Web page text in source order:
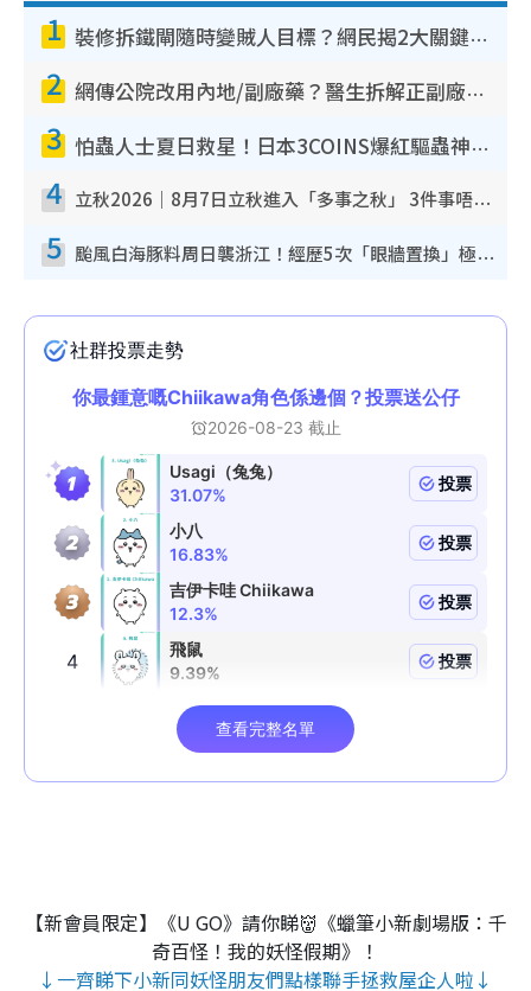
1 裝修拆鐵閘隨時變賊人目標？網民揭2大關鍵用途：裝新式等於白裝？附新舊鐵閘分別
2 網傳公院改用內地/副廠藥？醫生拆解正副廠分別 揭4類人換藥隨時出事
3 怕蟲人士夏日救星！日本3COINS爆紅驅蟲神器$45起 1招「全程免觸碰」輕鬆搞定小強
4 立秋2026｜8月7日立秋進入「多事之秋」 3件事唔做得！專家教6招開運 清枱頭／銀包納氣接好運
5 颱風白海豚料周日襲浙江！經歷5次「眼牆置換」極罕見 成登陸內地最長途颱風
【新會員限定】《U GO》請你睇👹《蠟筆小新劇場版：千
奇百怪！我的妖怪假期》！
↓一齊睇下小新同妖怪朋友們點樣聯手拯救屋企人啦↓